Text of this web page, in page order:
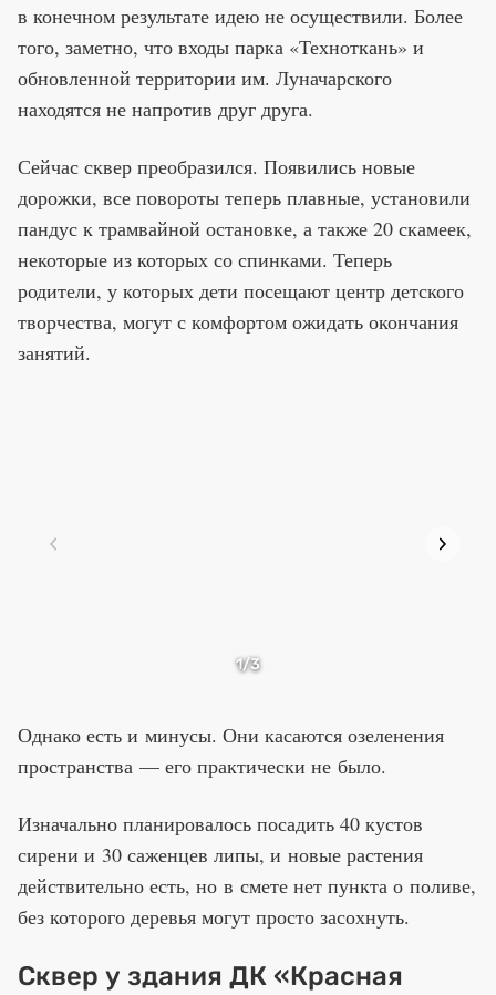
в конечном результате идею не осуществили. Более
того, заметно, что входы парка «Техноткань» и
обновленной территории им. Луначарского
находятся не напротив друг друга.
Сейчас сквер преобразился. Появились новые
дорожки, все повороты теперь плавные, установили
пандус к трамвайной остановке, а также 20 скамеек,
некоторые из которых со спинками. Теперь
родители, у которых дети посещают центр детского
творчества, могут с комфортом ожидать окончания
занятий.
1/3
Однако есть и минусы. Они касаются озеленения
пространства — его практически не было.
Изначально планировалось посадить 40 кустов
сирени и 30 саженцев липы, и новые растения
действительно есть, но в смете нет пункта о поливе,
без которого деревья могут просто засохнуть.
Сквер у здания ДК «Красная